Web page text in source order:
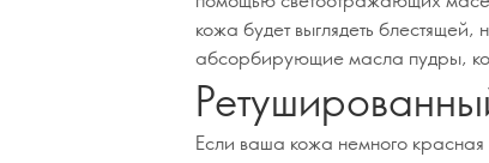
кожа будет выглядеть блестящей,
абсорбирующие масла пудры,
Если ваша кожа немного